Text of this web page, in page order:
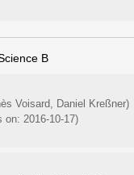
B
Voisard, Daniel Kreßner)
on: 2016-10-17)